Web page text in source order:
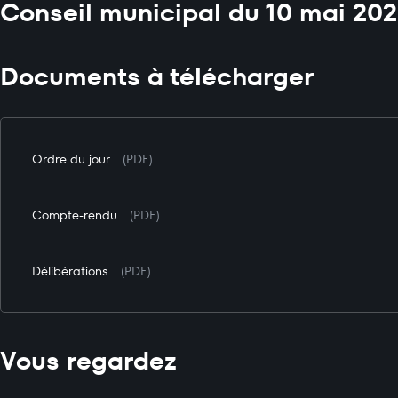
Conseil municipal du 10 mai
Documents à télécharger
Ordre du jour (PDF)
Compte-rendu (PDF)
Délibérations (PDF)
Vous regardez